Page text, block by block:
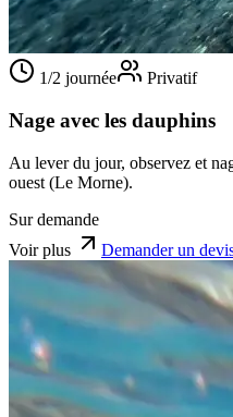
1/2 journée Privatif
Nage avec les dauphins
Au lever du jour, observez et
ouest (Le Morne).
Sur demande
Voir plus
Demander un